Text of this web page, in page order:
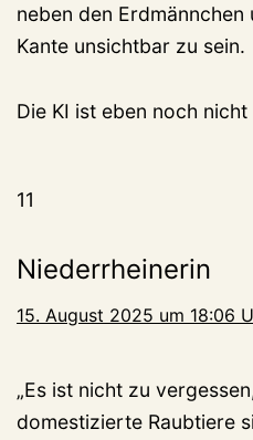
neben den
Kante unsichtbar zu sein.
Die KI ist eben noch
11
Niederrheinerin
15. August 2025 um 18:06
„Es ist nicht zu
domestizierte Raubtiere